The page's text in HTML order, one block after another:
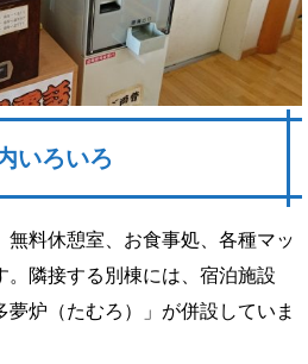
いろいろ
料休憩室、お食事処、各種マッ
。隣接する別棟には、宿泊施設
夢炉（たむろ）」が併設していま